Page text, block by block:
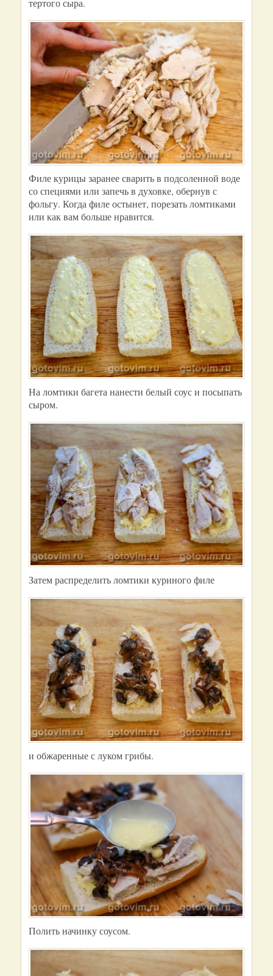
тертого сыра.
Филе курицы заранее сварить в подсоленной воде
со специями или запечь в духовке, обернув с
фольгу. Когда филе остынет, порезать ломтиками
или как вам больше нравится.
На ломтики багета нанести белый соус и посыпать
сыром.
Затем распределить ломтики куриного филе
и обжаренные с луком грибы.
Полить начинку соусом.